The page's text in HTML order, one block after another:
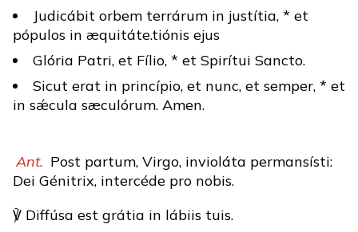
Judicábit orbem terrárum in justítia, * et
pópulos in æquitáte.tiónis ejus
Glória Patri, et Fílio, * et Spirítui Sancto.
Sicut erat in princípio, et nunc, et semper, * et
in sǽcula sæculórum. Amen.
Ant. Post partum, Virgo, invioláta permansísti:
Dei Génitrix, intercéde pro nobis.
℣ Diffúsa est grátia in lábiis tuis.